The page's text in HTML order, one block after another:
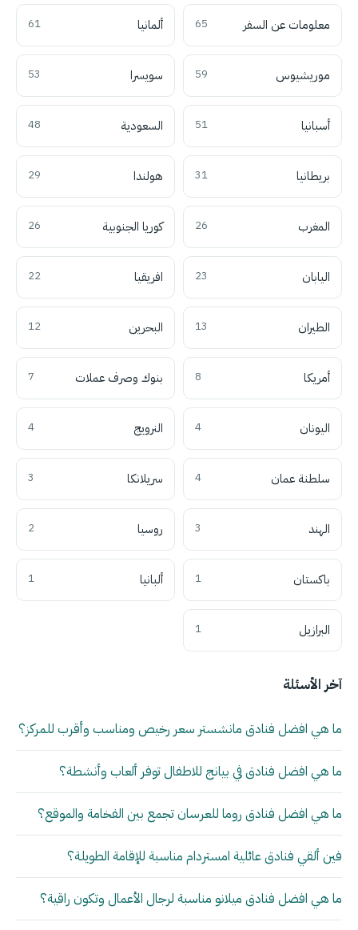
معلومات عن السفر 65 ألمانيا 61
موريشيوس 59 سويسرا 53
أسبانيا 51 السعودية 48
بريطانيا 31 هولندا 29
المغرب 26 كوريا الجنوبية 26
اليابان 23 افريقيا 22
الطيران 13 البحرين 12
أمريكا 8 بنوك وصرف عملات 7
اليونان 4 النرويج 4
سلطنة عمان 4 سريلانكا 3
الهند 3 روسيا 2
باكستان 1 ألبانيا 1
البرازيل 1
آخر الأسئلة
ما هي افضل فنادق مانشستر سعر رخيص ومناسب وأقرب للمركز؟
ما هي افضل فنادق في بيانج للاطفال توفر ألعاب وأنشطة؟
ما هي افضل فنادق روما للعرسان تجمع بين الفخامة والموقع؟
فين ألقي فنادق عائلية امستردام مناسبة للإقامة الطويلة؟
ما هي افضل فنادق ميلانو مناسبة لرجال الأعمال وتكون راقية؟